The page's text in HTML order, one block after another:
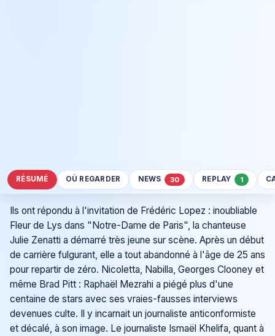
RÉSUMÉ OÙ REGARDER NEWS 30 REPLAY 1
Ils ont répondu à l'invitation de Frédéric Lopez : inoubliable
Fleur de Lys dans "Notre-Dame de Paris", la chanteuse
Julie Zenatti a démarré très jeune sur scène. Après un début
de carrière fulgurant, elle a tout abandonné à l'âge de 25 ans
pour repartir de zéro. Nicoletta, Nabilla, Georges Clooney et
même Brad Pitt : Raphaël Mezrahi a piégé plus d'une
centaine de stars avec ses vraies-fausses interviews
devenues culte. Il y incarnait un journaliste anticonformiste
et décalé, à son image. Le journaliste Ismaël Khelifa, quant à